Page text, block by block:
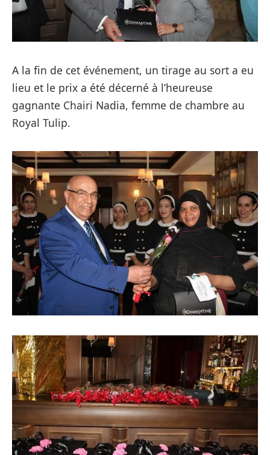
A la fin de cet événement, un tirage au sort a eu
lieu et le prix a été décerné à l’heureuse
gagnante Chairi Nadia, femme de chambre au
Royal Tulip.